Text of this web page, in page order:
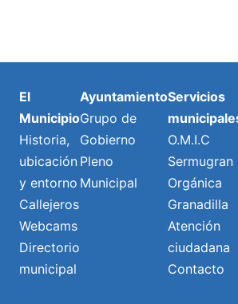
El
Municipio
Historia,
ubicación
y entorno
Callejeros
Webcams
Directorio
municipal
Ayuntamiento
Grupo de
Gobierno
Pleno
Municipal
Servicios
O.M.I.C
Sermugran
Orgánica
Granadilla
Atención
ciudadana
Contacto